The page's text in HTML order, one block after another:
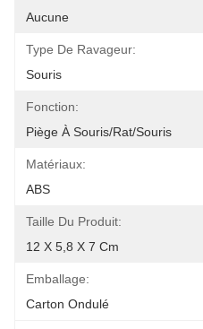
Aucune
Type De Ravageur:
Souris
Fonction:
Piège À Souris/rat/souris
Matériaux:
ABS
Taille Du Produit:
12 X 5,8 X 7 Cm
Emballage:
Carton Ondulé